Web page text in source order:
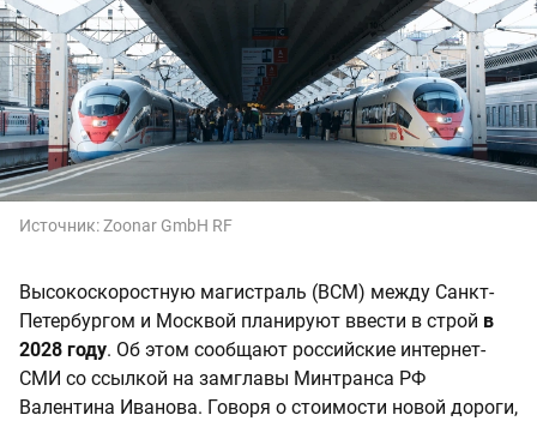
Источник:Zoonar GmbH RF
Высокоскоростную магистраль (ВСМ) между Санкт-
Петербургом и Москвой планируют ввести в строй в
2028 году. Об этом сообщают российские интернет-
СМИ со ссылкой на замглавы Минтранса РФ
Валентина Иванова. Говоря о стоимости новой дороги,